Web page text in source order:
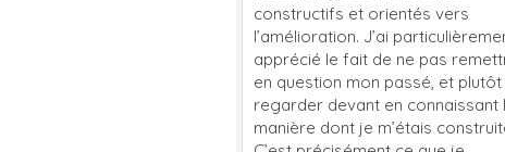
constructifs et orientés vers
l’amélioration. J’ai particulièrement
apprécié le fait de ne pas remettre
en question mon passé, et plutôt de
regarder devant en connaissant la
manière dont je m’étais construite.